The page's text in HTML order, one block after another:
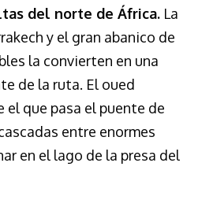
del norte de África. La
y el gran abanico de
la convierten en una
de la ruta. El oued
el que pasa el puente de
entre enormes
en el lago de la presa del